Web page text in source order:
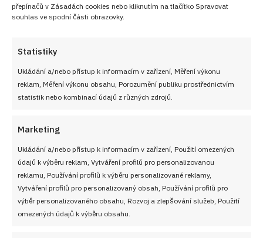
přepínačů v Zásadách cookies nebo kliknutím na tlačítko Spravovat
souhlas ve spodní části obrazovky.
Statistiky
Ukládání a/nebo přístup k informacím v zařízení, Měření výkonu
reklam, Měření výkonu obsahu, Porozumění publiku prostřednictvím
statistik nebo kombinací údajů z různých zdrojů.
Marketing
Ukládání a/nebo přístup k informacím v zařízení, Použití omezených
údajů k výběru reklam, Vytváření profilů pro personalizovanou
reklamu, Používání profilů k výběru personalizované reklamy,
Vytváření profilů pro personalizovaný obsah, Používání profilů pro
výběr personalizovaného obsahu, Rozvoj a zlepšování služeb, Použití
omezených údajů k výběru obsahu.
Nejlepší koláče, buchty a zákusky z kuchyně
PŘIDAT DO OBLÍBENÝCH